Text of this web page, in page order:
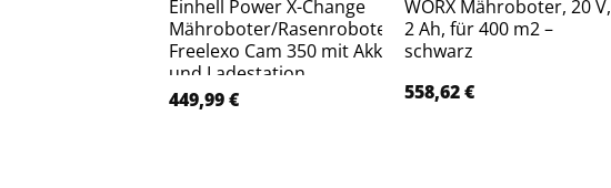
Einhell Power X-Change
Mähroboter/Rasenroboter
Freelexo Cam 350 mit Akku
und Ladestation
449,99€
WORX Mähroboter, 20 V,
2 Ah, für 400 m2 –
schwarz
558,62€